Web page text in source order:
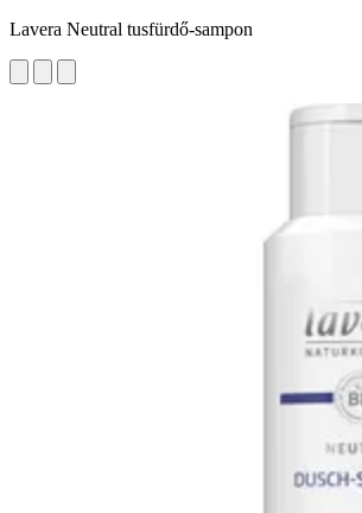
Lavera Neutral tusfürdő-sampon